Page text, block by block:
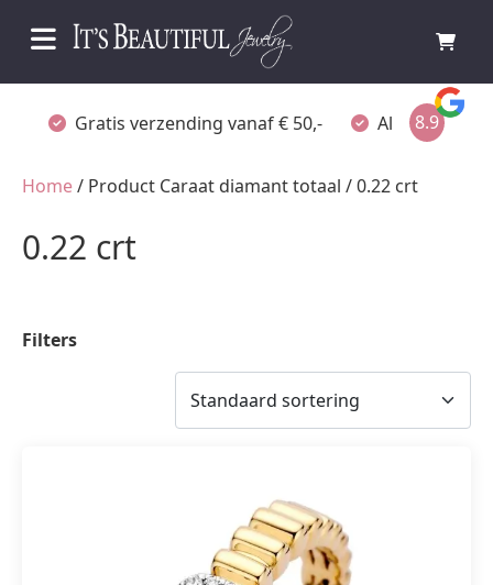
Gratis verzending vanaf € 50,- Altijd verpakt
8.9
Home/ Product Caraat diamant totaal / 0.22 crt
0.22 crt
Filters